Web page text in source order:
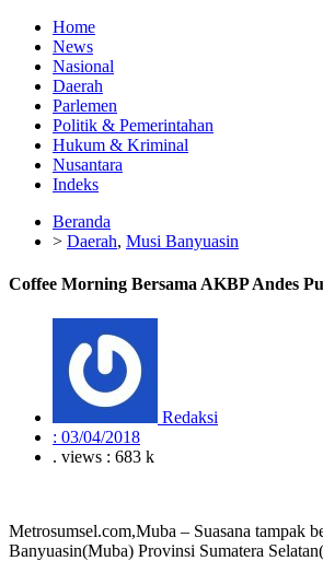
Home
News
Nasional
Daerah
Parlemen
Politik & Pemerintahan
Hukum & Kriminal
Nusantara
Indeks
Beranda
> Daerah, Musi Banyuasin
Coffee Morning Bersama AKBP Andes
Redaksi
: 03/04/2018
. views : 683 k
Metrosumsel.com,Muba – Suasana tampak
Banyuasin(Muba) Provinsi Sumatera